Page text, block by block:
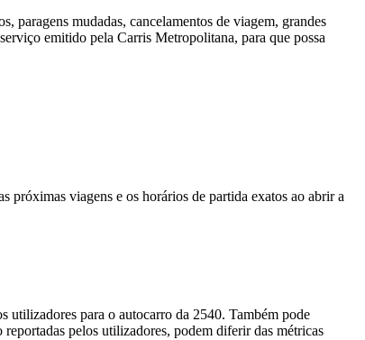
paragens mudadas, cancelamentos de viagem, grandes
emitido pela Carris Metropolitana, para que possa
viagens e os horários de partida exatos ao abrir a
utilizadores para o autocarro da 2540. Também pode
pelos utilizadores, podem diferir das métricas